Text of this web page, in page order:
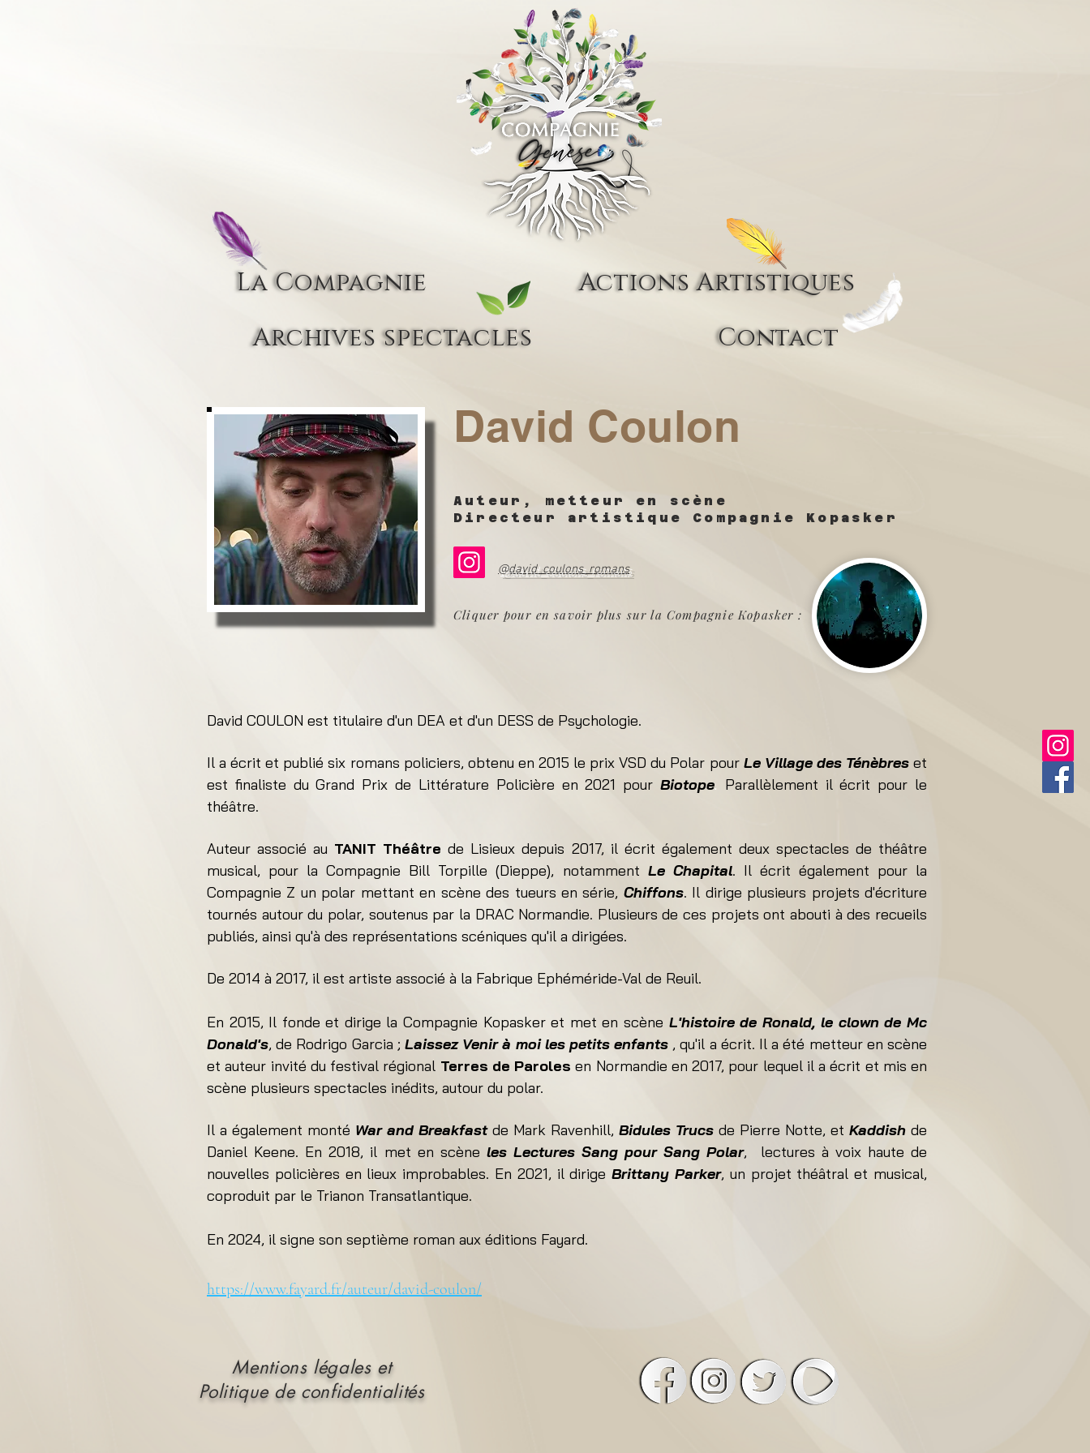
La Compagnie
Actions Artistiques
Archives spectacles
Contact
David Coulon
Auteur, metteur en scène
Directeur artistique Compagnie Kopasker
@david_coulons_romans
Cliquer pour en savoir plus sur la Compagnie Kopasker :
David COULON est titulaire d'un DEA et d'un DESS de Psychologie.
Il a écrit et publié six romans policiers, obtenu en 2015 le prix VSD du Polar pour Le Village des Ténèbres et
est finaliste du Grand Prix de Littérature Policière en 2021 pour Biotope. Parallèlement il écrit pour le
théâtre.
Auteur associé au TANIT Théâtre de Lisieux depuis 2017, il écrit également deux spectacles de théâtre
musical, pour la Compagnie Bill Torpille (Dieppe), notamment Le Chapital. Il écrit également pour la
Compagnie Z un polar mettant en scène des tueurs en série, Chiffons. Il dirige plusieurs projets d'écriture
tournés autour du polar, soutenus par la DRAC Normandie. Plusieurs de ces projets ont abouti à des recueils
publiés, ainsi qu'à des représentations scéniques qu'il a dirigées.
De 2014 à 2017, il est artiste associé à la Fabrique Ephéméride-Val de Reuil.
En 2015, Il fonde et dirige la Compagnie Kopasker et met en scène L'histoire de Ronald, le clown de Mc
Donald's, de Rodrigo Garcia ; Laissez Venir à moi les petits enfants , qu'il a écrit. Il a été metteur en scène
et auteur invité du festival régional Terres de Parolesen Normandie en 2017, pour lequel il a écrit et mis en
scène plusieurs spectacles inédits, autour du polar.
Il a également monté War and Breakfast de Mark Ravenhill, Bidules Trucs de Pierre Notte, et Kaddish de
Daniel Keene. En 2018, il met en scène les Lectures Sang pour Sang Polar, lectures à voix haute de
nouvelles policières en lieux improbables. En 2021, il dirigeBrittany Parker, un projet théâtral et musical,
coproduit par le Trianon Transatlantique.
En 2024, il signe son septième roman aux éditions Fayard.
https://www.fayard.fr/auteur/david-coulon/
Mentions légales et
Politique de confidentialités